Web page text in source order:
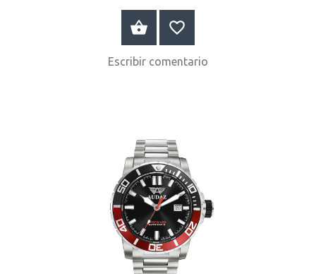
COMPRAR AHORA
Escribir comentario